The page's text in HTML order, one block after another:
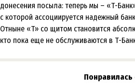
донесения посыла: теперь мы – «Т-
с которой ассоциируется надежный
Отныне «Т» со щитом становится
кто пока еще не обслуживаются в Т-
Понравилась